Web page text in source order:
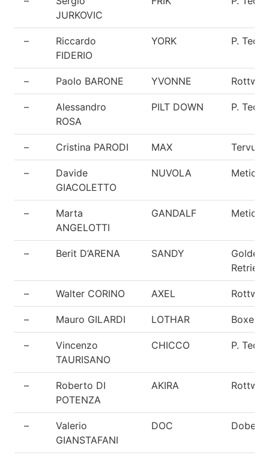
JURKOVIC
–
Riccardo
FIDERIO
YORK P.
– Paolo BARONE YVONNE
–
Alessandro
ROSA
PILT DOWN P.
– Cristina PARODI MAX
–
Davide
GIACOLETTO
NUVOLA
–
Marta
ANGELOTTI
GANDALF
– Berit D’ARENA SANDY
Golden
– Walter CORINO AXEL
– Mauro GILARDI LOTHAR Boxer
–
Vincenzo
TAURISANO
CHICCO P.
–
Roberto DI
POTENZA
AKIRA
–
Valerio
GIANSTAFANI
DOC